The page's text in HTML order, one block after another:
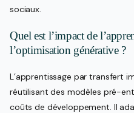
sociaux.
Quel est l’impact de
l’optimisation générative ?
L’apprentissage par transfert
réutilisant des modèles pré-
coûts de développement. Il